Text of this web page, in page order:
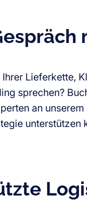
Lieferkette,
sprechen?
an unserem
unterstützen